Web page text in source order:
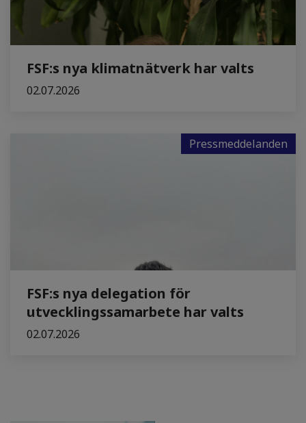
FSF:s nya klimatnätverk har valts
02.07.2026
Pressmeddelanden
FSF:s nya delegation för
utvecklingssamarbete har valts
02.07.2026